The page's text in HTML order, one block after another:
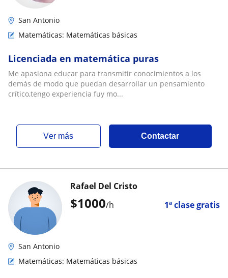
San Antonio
Matemáticas: Matemáticas básicas
Licenciada en matemática puras
Me apasiona educar para transmitir conocimientos a los
demás de modo que puedan desarrollar un pensamiento
crítico,tengo experiencia fuy mo...
ver más Contactar
$1000/h 1ª clase gratis
Rafael Del Cristo
San Antonio
Matemáticas: Matemáticas básicas